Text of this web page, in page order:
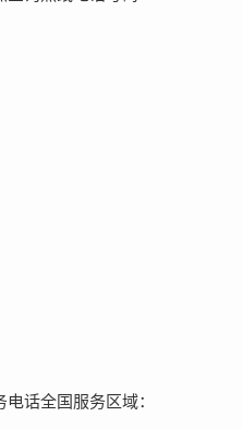
话全国服务区域：